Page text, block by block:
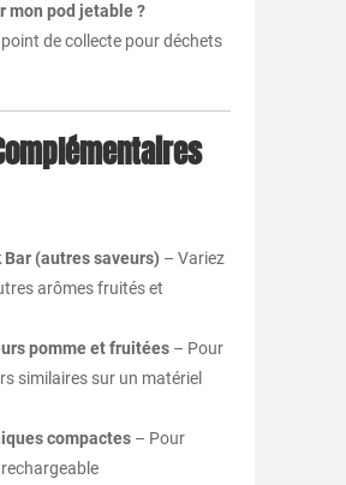
mon pod jetable ?
de collecte pour déchets
(autres saveurs) – Variez
arômes fruités et
pomme et fruitées– Pour
similaires sur un matériel
compactes– Pour